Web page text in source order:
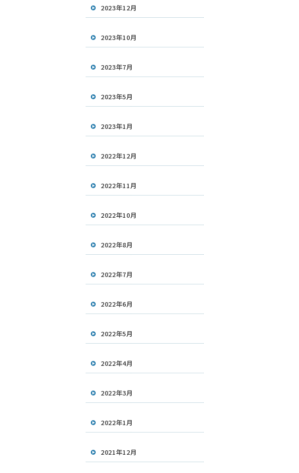
2023年12月
2023年10月
2023年7月
2023年5月
2023年1月
2022年12月
2022年11月
2022年10月
2022年8月
2022年7月
2022年6月
2022年5月
2022年4月
2022年3月
2022年1月
2021年12月